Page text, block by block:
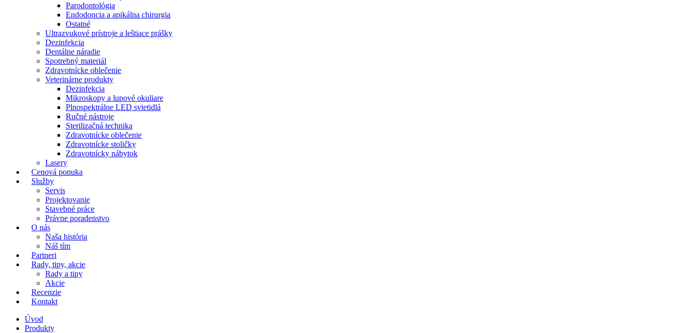
Parodontológia
Endodoncia a apikálna chirurgia
Ostatné
Ultrazvukové prístroje a leštiace prášky
Dezinfekcia
Dentálne náradie
Spotrebný materiál
Zdravotnícke oblečenie
Veterinárne produkty
Dezinfekcia
Mikroskopy a lupové okuliare
Plnospektrálne LED svietidlá
Ručné nástroje
Sterilizačná technika
Zdravotnícke oblečenie
Zdravotnícke stoličky
Zdravotnícky nábytok
Lasery
Cenová ponuka
Služby
Servis
Projektovanie
Stavebné práce
Právne poradenstvo
O nás
Naša história
Náš tím
Partneri
Rady, tipy, akcie
Rady a tipy
Akcie
Recenzie
Kontakt
Úvod
Produkty